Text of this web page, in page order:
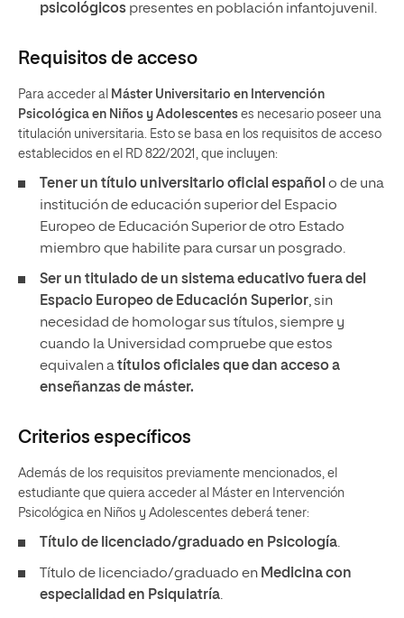
psicológicos presentes en población infantojuvenil.
Requisitos de acceso
Para acceder al Máster Universitario en Intervención
Psicológica en Niños y Adolescentes es necesario poseer una
titulación universitaria. Esto se basa en los requisitos de acceso
establecidos en el RD 822/2021, que incluyen:
Tener un título universitario oficial español o de una
institución de educación superior del Espacio
Europeo de Educación Superior de otro Estado
miembro que habilite para cursar un posgrado.
Ser un titulado de un sistema educativo fuera del
Espacio Europeo de Educación Superior, sin
necesidad de homologar sus títulos, siempre y
cuando la Universidad compruebe que estos
equivalen atítulos oficiales que dan acceso a
enseñanzas de máster.
Criterios específicos
Además de los requisitos previamente mencionados, el
estudiante que quiera acceder al Máster en Intervención
Psicológica en Niños y Adolescentes deberá tener:
Título de licenciado/graduado en Psicología.
Título de licenciado/graduado en Medicina con
especialidad en Psiquiatría.